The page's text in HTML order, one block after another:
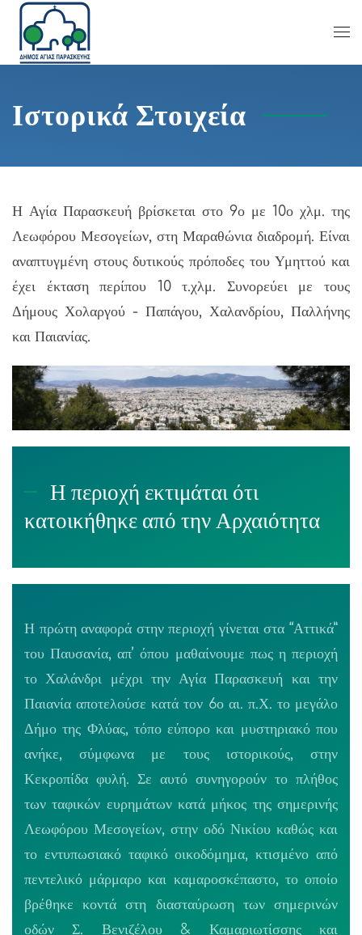
Ιστορικά Στοιχεία
Η Αγία Παρασκευή βρίσκεται στο 9ο με 10ο χλμ. της
Λεωφόρου Μεσογείων, στη Μαραθώνια διαδρομή. Είναι
αναπτυγμένη στους δυτικούς πρόποδες του Υμηττού και
έχει έκταση περίπου 10 τ.χλμ. Συνορεύει με τους
Δήμους Χολαργού - Παπάγου, Χαλανδρίου, Παλλήνης
και Παιανίας.
Η περιοχή εκτιμάται ότι
κατοικήθηκε από την Αρχαιότητα
Η πρώτη αναφορά στην περιοχή γίνεται στα “Αττικά”
του Παυσανία, απ’ όπου μαθαίνουμε πως η περιοχή
το Χαλάνδρι μέχρι την Αγία Παρασκευή και την
Παιανία αποτελούσε κατά τον 6ο αι. π.Χ. το μεγάλο
Δήμο της Φλύας, τόπο εύπορο και μυστηριακό που
ανήκε, σύμφωνα με τους ιστορικούς, στην
Κεκροπίδα φυλή. Σε αυτό συνηγορούν το πλήθος
των ταφικών ευρημάτων κατά μήκος της σημερινής
Λεωφόρου Μεσογείων, στην οδό Νικίου καθώς και
το εντυπωσιακό ταφικό οικοδόμημα, κτισμένο από
πεντελικό μάρμαρο και καμαροσκέπαστο, το οποίο
βρέθηκε κοντά στη διασταύρωση των σημερινών
οδών Σ. Βενιζέλου & Καμαριωτίσσης και